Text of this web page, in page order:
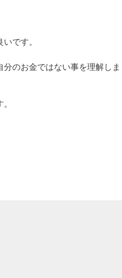
です。
のお金ではない事を理解しま